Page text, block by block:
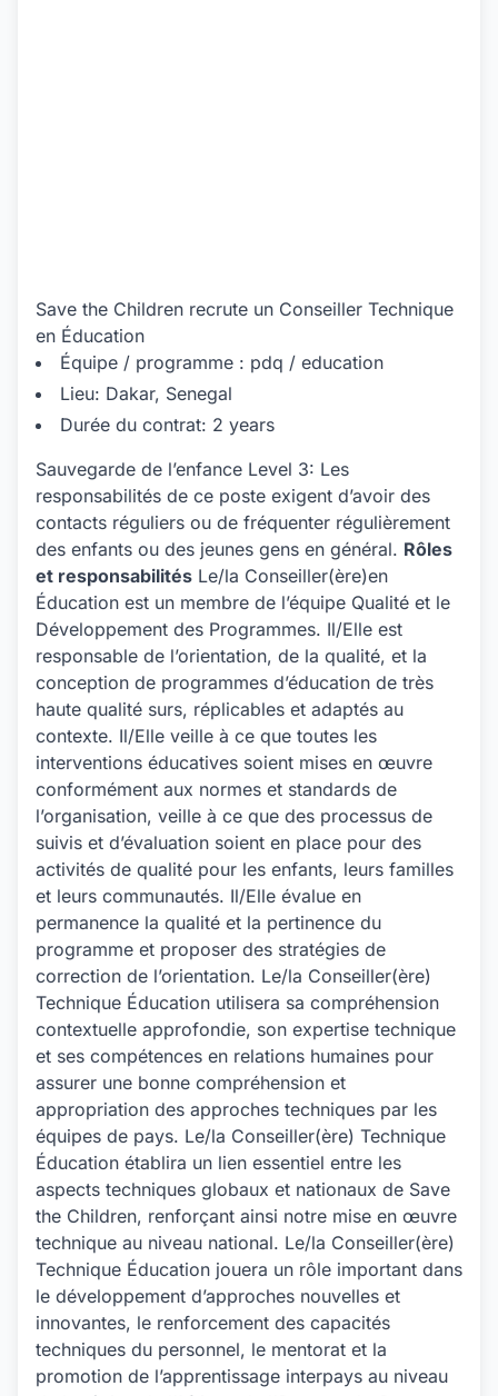
Save the Children recrute un Conseiller Technique
en Éducation
Équipe / programme : pdq / education
Lieu: Dakar, Senegal
Durée du contrat: 2 years
Sauvegarde de l’enfance Level 3: Les
responsabilités de ce poste exigent d’avoir des
contacts réguliers ou de fréquenter régulièrement
des enfants ou des jeunes gens en général. Rôles
et responsabilités Le/la Conseiller(ère)en
Éducation est un membre de l’équipe Qualité et le
Développement des Programmes. Il/Elle est
responsable de l’orientation, de la qualité, et la
conception de programmes d’éducation de très
haute qualité surs, réplicables et adaptés au
contexte. Il/Elle veille à ce que toutes les
interventions éducatives soient mises en œuvre
conformément aux normes et standards de
l’organisation, veille à ce que des processus de
suivis et d’évaluation soient en place pour des
activités de qualité pour les enfants, leurs familles
et leurs communautés. Il/Elle évalue en
permanence la qualité et la pertinence du
programme et proposer des stratégies de
correction de l’orientation. Le/la Conseiller(ère)
Technique Éducation utilisera sa compréhension
contextuelle approfondie, son expertise technique
et ses compétences en relations humaines pour
assurer une bonne compréhension et
appropriation des approches techniques par les
équipes de pays. Le/la Conseiller(ère) Technique
Éducation établira un lien essentiel entre les
aspects techniques globaux et nationaux de Save
the Children, renforçant ainsi notre mise en œuvre
technique au niveau national. Le/la Conseiller(ère)
Technique Éducation jouera un rôle important dans
le développement d’approches nouvelles et
innovantes, le renforcement des capacités
techniques du personnel, le mentorat et la
promotion de l’apprentissage interpays au niveau